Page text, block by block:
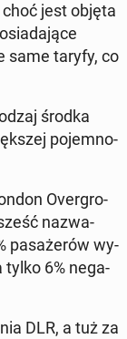
jest objęta
same taryfy, co
środka
po­jem­no­
Over­gro­
na­zwa­
pa­sa­że­rów wy­
tylko 6% ne­ga­
DLR, a tuż za